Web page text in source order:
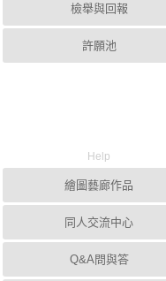
檢舉與回報
許願池
Help
繪圖藝廊作品
同人交流中心
Q&A問與答